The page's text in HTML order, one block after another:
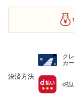
決済方法
ク
カ
d払